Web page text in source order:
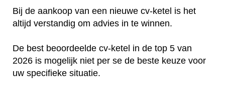
Bij de aankoop van een nieuwe cv-ketel is het
altijd verstandig om advies in te winnen.
De best beoordeelde cv-ketel in de top 5 van
2026 is mogelijk niet per se de beste keuze voor
uw specifieke situatie.